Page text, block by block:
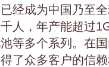
经成为中国乃至
人，年产能超过
等多个系列。在
了众多客户的信